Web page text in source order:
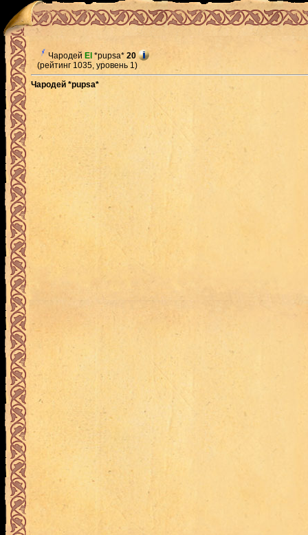
Чародей El *pupsa* 20
(рейтинг 1035, уровень 1)
Чародей *pupsa*